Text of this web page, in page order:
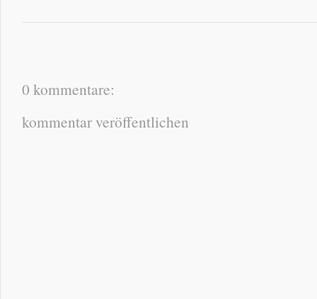
0 kommentare:
kommentar veröffentlichen